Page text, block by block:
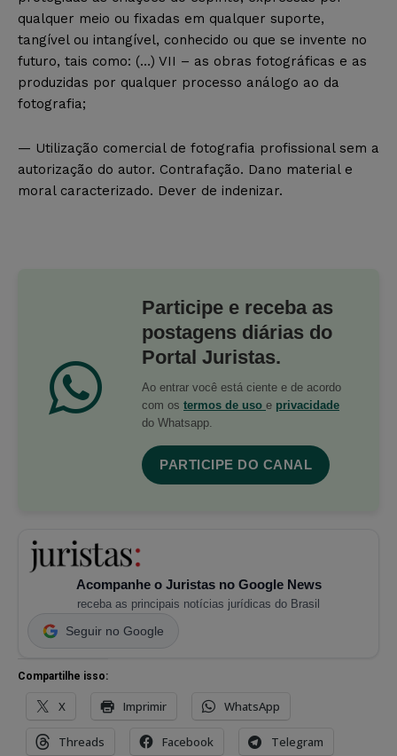
qualquer meio ou fixadas em qualquer suporte,
tangível ou intangível, conhecido ou que se invente no
futuro, tais como: (…) VII – as obras fotográficas e as
produzidas por qualquer processo análogo ao da
fotografia;
— Utilização comercial de fotografia profissional sem a
autorização do autor. Contrafação. Dano material e
moral caracterizado. Dever de indenizar.
Participe e receba as
postagens diárias do
Portal Juristas.
Ao entrar você está ciente e de acordo
com os termos de uso e privacidade
do Whatsapp.
PARTICIPE DO CANAL
Acompanhe o Juristas no Google News
receba as principais notícias jurídicas do Brasil
Seguir no Google
Compartilhe isso:
X Imprimir WhatsApp
Threads Facebook Telegram